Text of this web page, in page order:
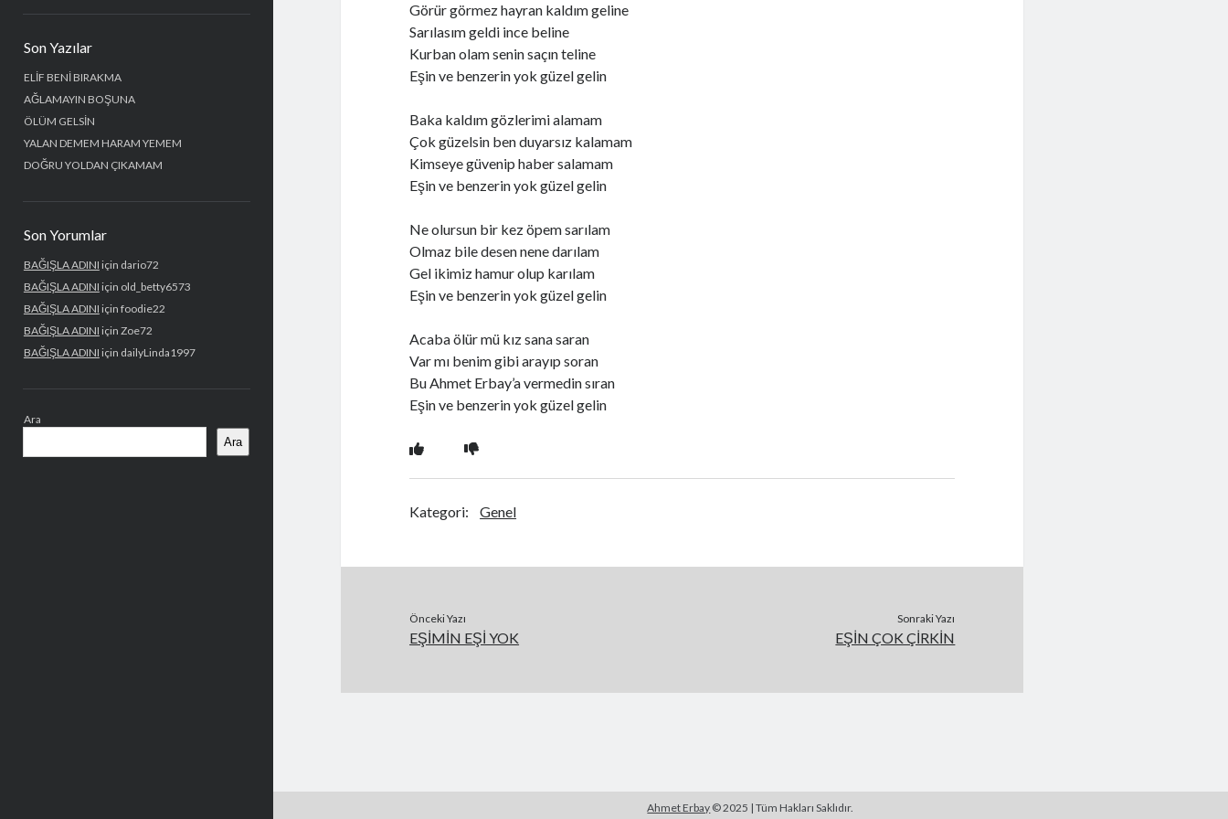
Menü
Son Yazılar
ELİF BENİ BIRAKMA
AĞLAMAYIN BOŞUNA
ÖLÜM GELSİN
YALAN DEMEM HARAM YEMEM
DOĞRU YOLDAN ÇIKAMAM
Son Yorumlar
BAĞIŞLA ADINI için dario72
BAĞIŞLA ADINI için old_betty6573
BAĞIŞLA ADINI için foodie22
BAĞIŞLA ADINI için Zoe72
BAĞIŞLA ADINI için dailyLinda1997
Ara
Ara
Görür görmez hayran kaldım geline
Sarılasım geldi ince beline
Kurban olam senin saçın teline
Eşin ve benzerin yok güzel gelin
Baka kaldım gözlerimi alamam
Çok güzelsin ben duyarsız kalamam
Kimseye güvenip haber salamam
Eşin ve benzerin yok güzel gelin
Ne olursun bir kez öpem sarılam
Olmaz bile desen nene darılam
Gel ikimiz hamur olup karılam
Eşin ve benzerin yok güzel gelin
Acaba ölür mü kız sana saran
Var mı benim gibi arayıp soran
Bu Ahmet Erbay’a vermedin sıran
Eşin ve benzerin yok güzel gelin
Kategori: Genel
Önceki Yazı
EŞİMİN EŞİ YOK
Sonraki Yazı
EŞİN ÇOK ÇİRKİN
Ahmet Erbay © 2025 | Tüm Hakları Saklıdır.